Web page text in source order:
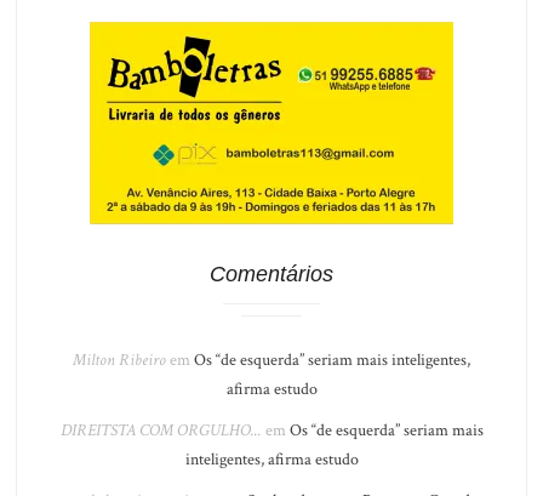
Comentários
Milton Ribeiroem Os “de esquerda” seriam mais inteligentes,
afirma estudo
DIREITSTA COM ORGULHO... em Os “de esquerda” seriam mais
inteligentes, afirma estudo